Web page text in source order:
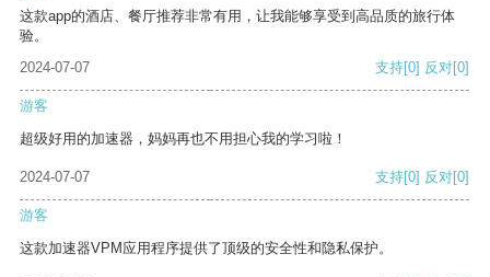
这款app的酒店、餐厅推荐非常有用，让我能够享受到高品质的旅行体
验。
2024-07-07
支持[0] 反对[0]
游客
超级好用的加速器，妈妈再也不用担心我的学习啦！
2024-07-07 支持[0] 反对[0]
游客
这款加速器VPM应用程序提供了顶级的安全性和隐私保护。